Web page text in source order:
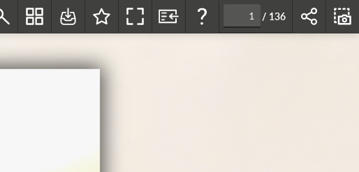
/ 136